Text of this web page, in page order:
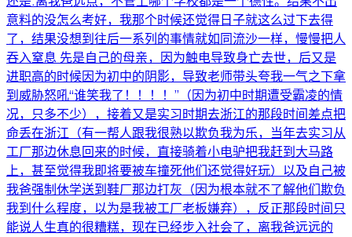
意料的没怎么考好，我那个时候还觉得日子就这么过下去得
了，结果没想到往后一系列的事情就如同流沙一样，慢慢把人
吞入窒息 先是自己的母亲，因为触电导致身亡去世，后又是
进职高的时候因为初中的阴影，导致老师带头夸我一气之下拿
到威胁怒吼“谁笑我了！！！！”（因为初中时期遭受霸凌的情
况，只多不少），接着又是实习时期去浙江的那段时间差点把
命丢在浙江（有一帮人跟我很熟以欺负我为乐，当年去实习从
工厂那边休息回来的时候，直接骑着小电驴把我赶到大马路
上，甚至觉得我即将要被车撞死他们还觉得好玩）以及自己被
我爸强制休学送到鞋厂那边打灰（因为根本就不了解他们欺负
我到什么程度，以为是我被工厂老板嫌弃），反正那段时间只
能说人生真的很糟糕，现在已经步入社会了，离我爸远远的